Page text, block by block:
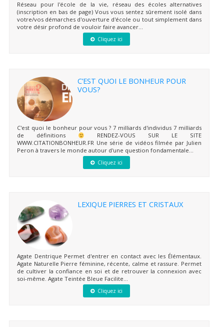
Réseau pour l'école de la vie, réseau des écoles alternatives
(inscription en bas de page) Vous vous sentez sûrement isolé dans
votre/vos démarches d'ouverture d'école ou tout simplement dans
votre désir profond de vouloir faire avancer...
Cliquez ici
C’EST QUOI LE BONHEUR POUR
VOUS?
C'est quoi le bonheur pour vous ? 7 milliards d'individus 7 milliards
de définitions
RENDEZ-VOUS SUR LE SITE
WWW.CITATIONBONHEUR.FR Une série de vidéos filmée par Julien
Peron à travers le monde autour d'une question fondamentale...
Cliquez ici
LEXIQUE PIERRES ET CRISTAUX
Agate Dentrique Permet d'entrer en contact avec les Élémentaux.
Agate Naturelle Pierre féminine, récente, calme et rassure. Permet
de cultiver la confiance en soi et de retrouver la connexion avec
soi-même. Agate Teintée Bleue Facilite...
Cliquez ici